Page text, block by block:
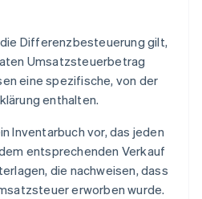
Differenzbesteuerung gilt,
Umsatzsteuerbetrag
eine spezifische, von der
enthalten.
Inventarbuch vor, das jeden
entsprechenden Verkauf
die nachweisen, dass
erworben wurde.